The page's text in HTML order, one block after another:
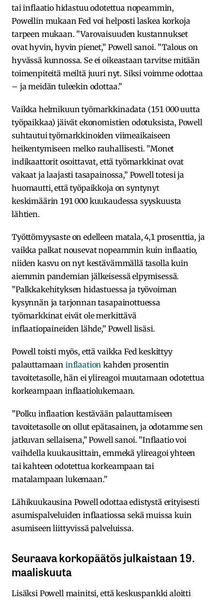
tai inflaatio hidastuu odotettua nopeammin,
Powellin mukaan Fed voi helposti laskea korkoja
tarpeen mukaan. ”Varovaisuuden kustannukset
ovat hyvin, hyvin pienet,” Powell sanoi. ”Talous on
hyvässä kunnossa. Se ei oikeastaan tarvitse mitään
toimenpiteitä meiltä juuri nyt. Siksi voimme odottaa
– ja meidän tuleekin odottaa.”
Vaikka helmikuun työmarkkinadata (151 000 uutta
työpaikkaa) jäivät ekonomistien odotuksista, Powell
suhtautui työmarkkinoiden viimeaikaiseen
heikentymiseen melko rauhallisesti. ”Monet
indikaattorit osoittavat, että työmarkkinat ovat
vakaat ja laajasti tasapainossa,” Powell totesi ja
huomautti, että työpaikkoja on syntynyt
keskimäärin 191 000 kuukaudessa syyskuusta
lähtien.
Työttömyysaste on edelleen matala, 4,1 prosenttia, ja
vaikka palkat nousevat nopeammin kuin inflaatio,
niiden kasvu on nyt kestävämmällä tasolla kuin
aiemmin pandemian jälkeisessä elpymisessä.
”Palkkakehityksen hidastuessa ja työvoiman
kysynnän ja tarjonnan tasapainottuessa
työmarkkinat eivät ole merkittävä
inflaatiopaineiden lähde,” Powell lisäsi.
Powell toisti myös, että vaikka Fed keskittyy
palauttamaan inflaation kahden prosentin
tavoitetasolle, hän ei ylireagoi muutamaan odotettua
korkeampaan inflaatiolukemaan.
”Polku inflaation kestävään palauttamiseen
tavoitetasolle on ollut epätasainen, ja odotamme sen
jatkuvan sellaisena,” Powell sanoi. ”Inflaatio voi
vaihdella kuukausittain, emmekä ylireagoi yhteen
tai kahteen odotettua korkeampaan tai
matalampaan lukemaan.”
Lähikuukausina Powell odottaa edistystä erityisesti
asumispalveluiden inflaatiossa sekä muissa kuin
asumiseen liittyvissä palveluissa.
Seuraava korkopäätös julkaistaan 19.
maaliskuuta
Lisäksi Powell mainitsi, että keskuspankki aloitti